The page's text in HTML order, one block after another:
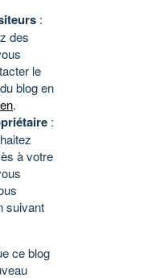
:
des
le
blog en
.
:
à votre
suivant
ce blog